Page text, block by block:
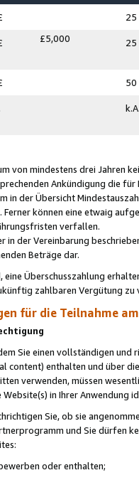
25
£5,000 25
50
von mindestens drei Jahren
Ankündigung die
in der Übersicht
können eine etwaig
verfallen.
in der Vereinbarung
Beträge dar.
eine Überschusszahlung
zahlbaren Vergütung zu
für die Teilnahme
Sie einen vollständigen
content) enthalten und über
verwenden, müssen
in Ihrer Anwendung
Sie, ob sie
und Sie dürfen
oder enthalten;